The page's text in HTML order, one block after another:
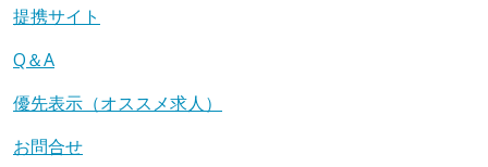
提携サイト
Q＆A
優先表示（オススメ求人）
お問合せ